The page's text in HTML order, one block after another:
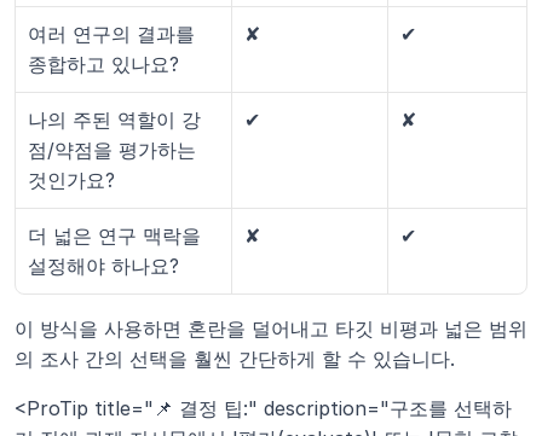
여러 연구의 결과를
종합하고 있나요?
✘ ✔
나의 주된 역할이 강
점/약점을 평가하는
것인가요?
✔ ✘
더 넓은 연구 맥락을
설정해야 하나요?
✘ ✔
이 방식을 사용하면 혼란을 덜어내고 타깃 비평과 넓은 범위
의 조사 간의 선택을 훨씬 간단하게 할 수 있습니다.
<ProTip title="📌 결정 팁:" description="구조를 선택하